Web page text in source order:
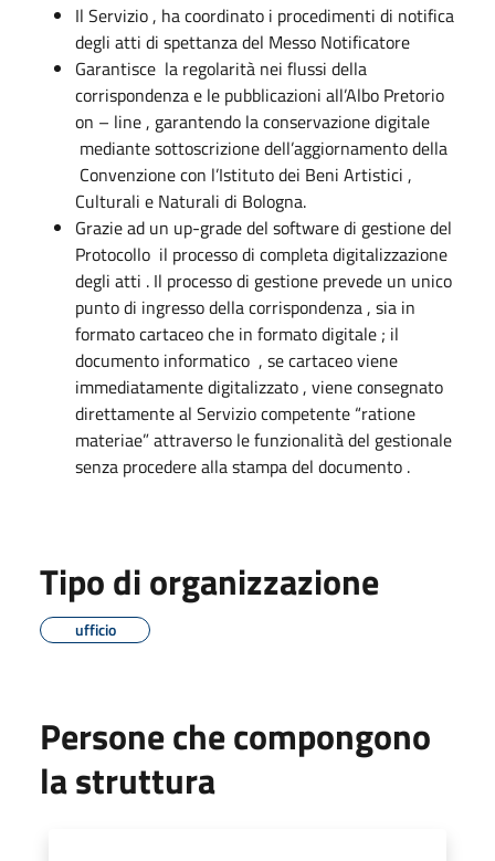
Il Servizio , ha coordinato i procedimenti di notifica
degli atti di spettanza del Messo Notificatore
Garantisce la regolarità nei flussi della
corrispondenza e le pubblicazioni all’Albo Pretorio
on – line , garantendo la conservazione digitale
mediante sottoscrizione dell’aggiornamento della
Convenzione con l’Istituto dei Beni Artistici ,
Culturali e Naturali di Bologna.
Grazie ad un up-grade del software di gestione del
Protocollo il processo di completa digitalizzazione
degli atti . Il processo di gestione prevede un unico
punto di ingresso della corrispondenza , sia in
formato cartaceo che in formato digitale ; il
documento informatico , se cartaceo viene
immediatamente digitalizzato , viene consegnato
direttamente al Servizio competente “ratione
materiae” attraverso le funzionalità del gestionale
senza procedere alla stampa del documento .
Tipo di organizzazione
ufficio
Persone che compongono
la struttura